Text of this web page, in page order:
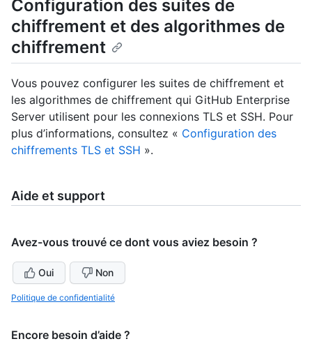
Configuration des suites de
chiffrement et des algorithmes de
chiffrement
Vous pouvez configurer les suites de chiffrement et
les algorithmes de chiffrement qui GitHub Enterprise
Server utilisent pour les connexions TLS et SSH. Pour
plus d’informations, consultez « Configuration des
chiffrements TLS et SSH ».
Aide et support
Avez-vous trouvé ce dont vous aviez besoin ?
Oui Non
Politique de confidentialité
Encore besoin d’aide ?